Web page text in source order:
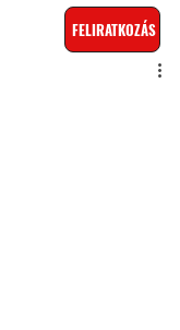
FELIRATKOZÁS